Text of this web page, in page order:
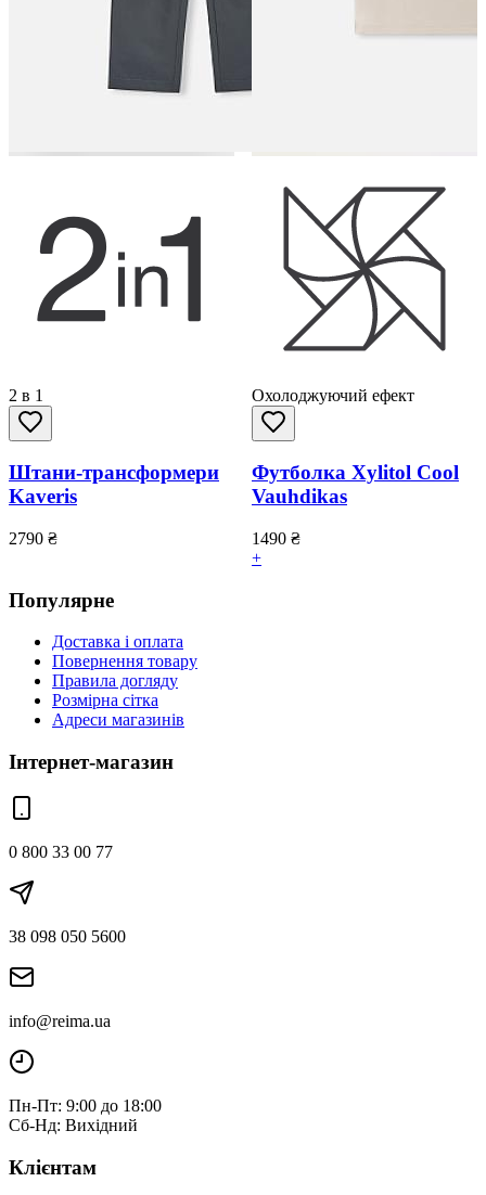
2 в 1
Штани-трансформери
Kaveris
2790 ₴
Охолоджуючий ефект
Футболка Xylitol Cool
Vauhdikas
1490 ₴
+
Популярне
Доставка і оплата
Повернення товару
Правила догляду
Розмірна сітка
Адреси магазинів
Інтернет-магазин
0 800 33 00 77
38 098 050 5600
info@reima.ua
Пн-Пт: 9:00 до 18:00
Сб-Нд: Вихідний
Клієнтам